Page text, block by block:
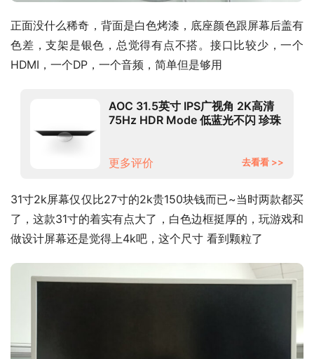
正面没什么稀奇，背面是白色烤漆，底座颜色跟屏幕后盖有
色差，支架是银色，总觉得有点不搭。接口比较少，一个
HDMI，一个DP，一个音频，简单但是够用
AOC 31.5英寸 IPS广视角 2K高清
75Hz HDR Mode 低蓝光不闪 珍珠
更多评价
去看看 >>
31寸2k屏幕仅仅比27寸的2k贵150块钱而已~当时两款都买
了，这款31寸的着实有点大了，白色边框挺厚的，玩游戏和
做设计屏幕还是觉得上4k吧，这个尺寸 看到颗粒了